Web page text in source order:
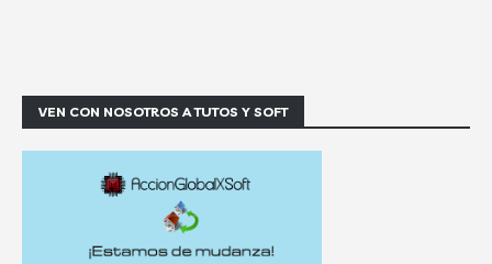
VEN CON NOSOTROS A TUTOS Y SOFT